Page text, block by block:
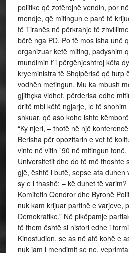
politike që zotërojnë vendin, por
mendje, që mitingun e parë të
të Tiranës në përkrahje të
bërë nga PD. Po të mos isha unë
organizuar ketë miting, padyshim
mundimin t`i përgënjeshtroj këta
kryeministra të Shqipërisë që turp
vodhën metingun. Mu ka mbush
gjithçka vidhet, përderisa edhe
dritë mbi këtë ngjarje, le të
shkuar, që aso kohe ishte
“Ky njeri, – thotë në një
Berisha për opozitarin e vet të
vinte në vitin `90 në mitingun tonë,
Universitetit dhe do të më thoshte
gjë, është i butë, sepse ata duhen
sy e i thashë: – kë duhet të
Komitetin Qendror dhe Byronë
nuk kam krijuar partinë e varjeve,
Demokratike.” Në pikëpamje
të them është si nistori edhe i
Kinostudion, se as në atë kohë e
nuk jam i mendimit se ne,